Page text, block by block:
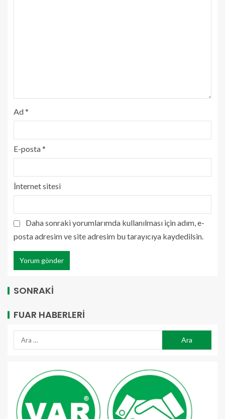
Ad*
E-posta*
İnternet sitesi
Daha sonraki yorumlarımda kullanılması için adım, e-
posta adresim ve site adresim bu tarayıcıya kaydedilsin.
SONRAKİ
FUAR HABERLERI